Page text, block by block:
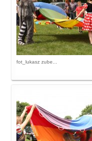
fot_lukasz zube...